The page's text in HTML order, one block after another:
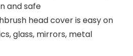
and safe
head cover is easy on
glass, mirrors, metal